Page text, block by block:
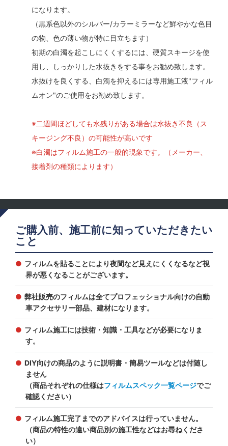
になります。
（黒系色以外のシルバー/カラーミラーなど鮮やかな色目
の物、色の薄い物が特に目立ちます）
初期の白濁を起こしにくくするには、硬質スキージを使
用し、しっかりした水抜きをする事をお勧め致します。
水抜けを良くする、白濁を抑えるには専用施工液"フィル
ムオン"のご使用をお勧め致します。
※二週間ほどしても水残りがある場合は水抜き不良（ス
キージング不良）の可能性が高いです
※白濁はフィルム施工の一般的現象です。（メーカー、
接着剤の種類によります）
ご購入前、施工前に知っていただきたい
こと
フィルムを貼ることにより夜間など見えにくくなるなど視
界が悪くなることがございます。
弊社販売のフィルムは全てプロフェッショナル向けの自動
車アクセサリー部品、建材になります。
フィルム施工には技術・知識・工具などが必要になりま
す。
DIY向けの商品のように説明書・簡易ツールなどは付随し
ません
（商品それぞれの仕様はフィルムスペック一覧ページでご
確認ください）
フィルム施工完了までのアドバイスは行っていません。
（商品の特性の違い商品別の施工性などはお尋ねくださ
い）